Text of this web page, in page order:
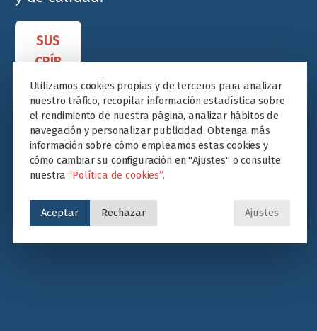
SUS
CRÍB
ETE
Utilizamos cookies propias y de terceros para analizar
nuestro tráfico, recopilar información estadística sobre
el rendimiento de nuestra página, analizar hábitos de
navegación y personalizar publicidad. Obtenga más
información sobre cómo empleamos estas cookies y
cómo cambiar su configuración en "Ajustes" o consulte
nuestra“Política de cookies”.
Aceptar Rechazar Ajustes